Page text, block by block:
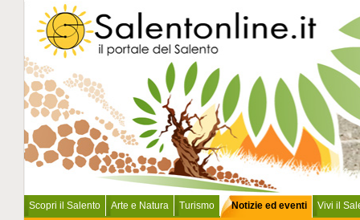
Scopri il Salento Arte e Natura Turismo
Notizie ed eventi
Vivi il